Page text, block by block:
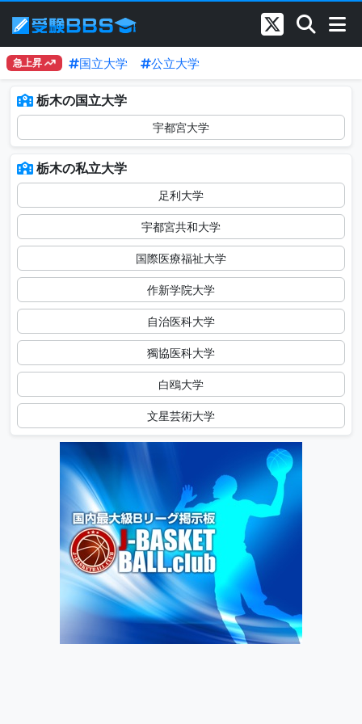
急上昇 国立大学 公立大学
栃木の国立大学
宇都宮大学
栃木の私立大学
足利大学
宇都宮共和大学
国際医療福祉大学
作新学院大学
自治医科大学
獨協医科大学
白鴎大学
文星芸術大学